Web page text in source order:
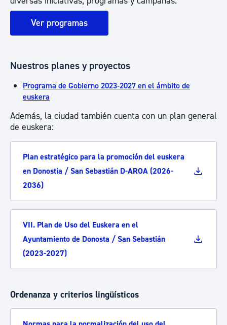
Ver programas
Nuestros planes y proyectos
Programa de Gobierno 2023-2027 en el ámbito de
euskera
Además, la ciudad también cuenta con un plan general
de euskera:
Plan estratégico para la promoción del euskera
en Donostia / San Sebastián D-AROA (2026-
2036)
VII. Plan de Uso del Euskera en el
Ayuntamiento de Donosta / San Sebastián
(2023-2027)
Ordenanza y criterios lingüísticos